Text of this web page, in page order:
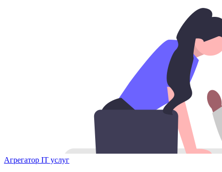
Агрегатор IT услуг